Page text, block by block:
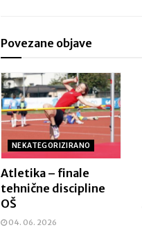
Povezane objave
NEKATEGORIZIRANO
Atletika – finale
tehnične discipline
OŠ
04. 06. 2026